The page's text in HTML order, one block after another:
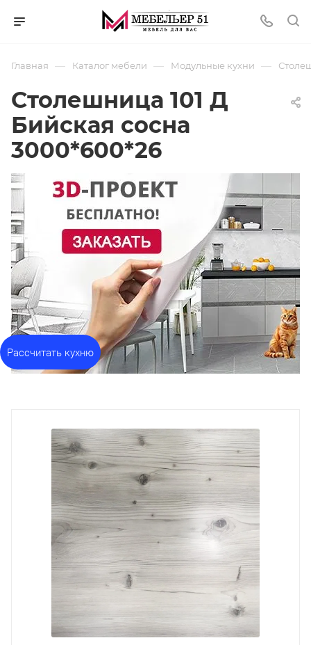
Главная — Каталог мебели — Модульные кухни —
Столешница 101 Д
Бийская сосна
3000*600*26
Рассчитать кухню